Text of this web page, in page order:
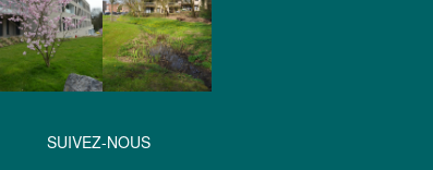
SUIVEZ-NOUS